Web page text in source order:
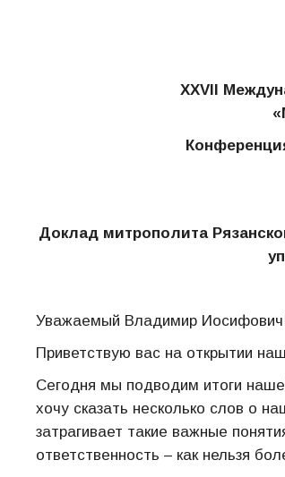
XXVII
Доклад митрополита
Уважаемый Владимир
Приветствую вас на открытии
Сегодня мы подводим итоги
хочу сказать несколько слов о
затрагивает такие важные
ответственность – как нельзя